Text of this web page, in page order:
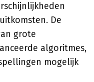
De
grote
algoritmes,
mogelijk